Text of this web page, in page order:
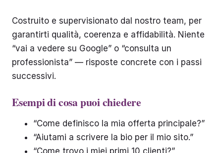
Costruito e supervisionato dal nostro team, per
garantirti qualità, coerenza e affidabilità. Niente
“vai a vedere su Google” o “consulta un
professionista” — risposte concrete con i passi
successivi.
Esempi di cosa puoi chiedere
“Come definisco la mia offerta principale?”
“Aiutami a scrivere la bio per il mio sito.”